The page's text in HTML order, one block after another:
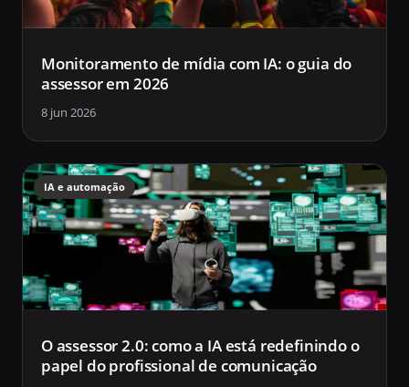
Monitoramento de mídia com IA: o guia do
assessor em 2026
8 jun 2026
IA e automação
O assessor 2.0: como a IA está redefinindo o
papel do profissional de comunicação